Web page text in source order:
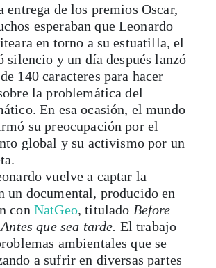
entrega de los premios Oscar,
esperaban que Leonardo
en torno a su estuatilla, el
silencio y un día después lanzó
140 caracteres para hacer
la problemática del
En esa ocasión, el mundo
su preocupación por el
global y su activismo por un
vuelve a captar la
un documental, producido en
con NatGeo, titulado Before
Antes que sea tarde. El trabajo
ambientales que se
a sufrir en diversas partes